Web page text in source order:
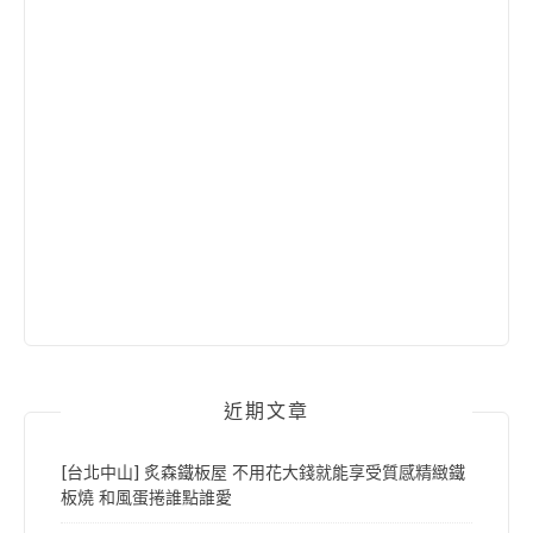
近期文章
[台北中山] 炙森鐵板屋 不用花大錢就能享受質感精緻鐵
板燒 和風蛋捲誰點誰愛